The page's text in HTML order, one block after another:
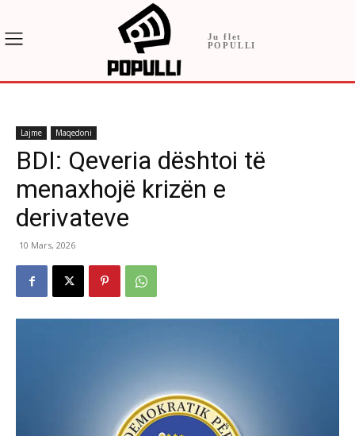
Ju flet
POPULLI
Lajme Maqedoni
BDI: Qeveria dështoi të
menaxhojë krizën e
derivateve
10 Mars, 2026